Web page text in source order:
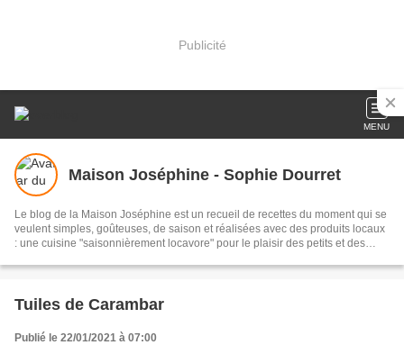
Publicité
MENU
Maison Joséphine - Sophie Dourret
Le blog de la Maison Joséphine est un recueil de recettes du moment qui se
veulent simples, goûteuses, de saison et réalisées avec des produits locaux
: une cuisine "saisonnièrement locavore" pour le plaisir des petits et des
Tuiles de Carambar
Publié le 22/01/2021 à 07:00